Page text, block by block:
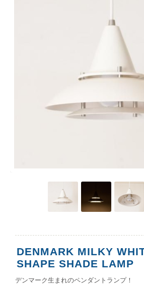
DENMARK MILKY
SHAPE SHADE LAMP
デンマーク生まれのペンダントランプ！